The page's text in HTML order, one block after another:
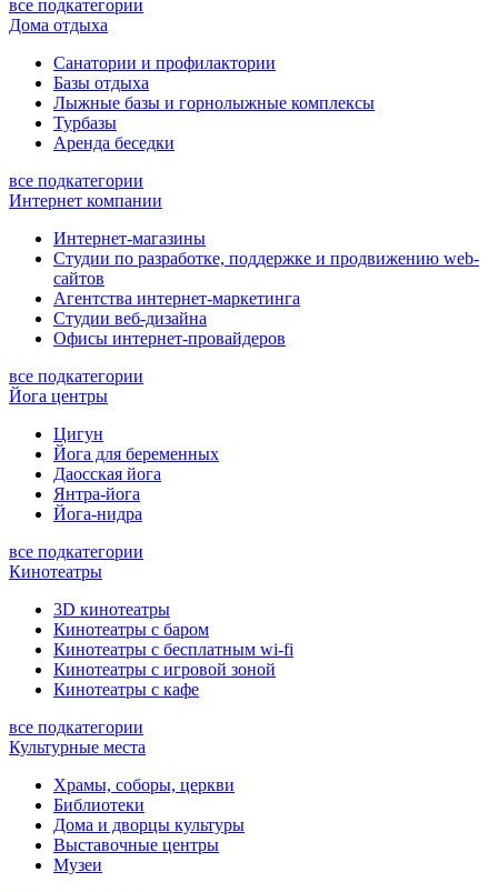
все подкатегории
Дома отдыха
Санатории и профилактории
Базы отдыха
Лыжные базы и горнолыжные комплексы
Турбазы
Аренда беседки
все подкатегории
Интернет компании
Интернет-магазины
Студии по разработке, поддержке и продвижению web-
сайтов
Агентства интернет-маркетинга
Студии веб-дизайна
Офисы интернет-провайдеров
все подкатегории
Йога центры
Цигун
Йога для беременных
Даосская йога
Янтра-йога
Йога-нидра
все подкатегории
Кинотеатры
3D кинотеатры
Кинотеатры с баром
Кинотеатры с бесплатным wi-fi
Кинотеатры с игровой зоной
Кинотеатры с кафе
все подкатегории
Культурные места
Храмы, соборы, церкви
Библиотеки
Дома и дворцы культуры
Выставочные центры
Музеи